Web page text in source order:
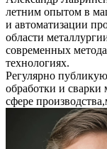
летним опытом в
и автоматизации
области
современных
технологиях.
Регулярно
обработки и
сфере